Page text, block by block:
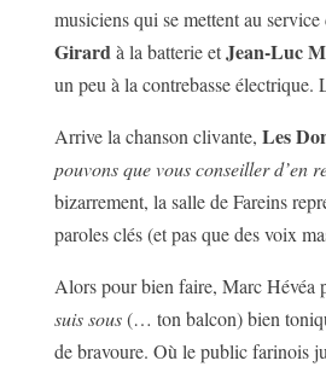
musiciens qui se mettent au
Girard à la batterie etJean-Luc
un peu à la contrebasse électrique.
Arrive la chanson clivante, Les
pouvons que vous conseiller d’en
bizarrement, la salle de Fareins
paroles clés (et pas que des voix
Alors pour bien faire, Marc Hévéa
suis sous(… ton balcon) bien
de bravoure. Où le public farinois